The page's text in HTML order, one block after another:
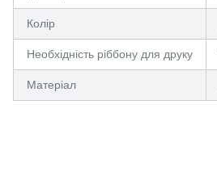
Колір
Необхідність ріббону для друку
Матеріал